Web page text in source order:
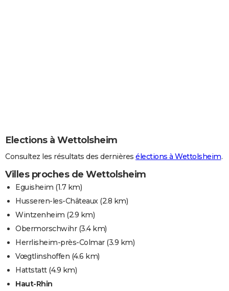
Elections à Wettolsheim
Consultez les résultats des dernières élections à Wettolsheim.
Villes proches de Wettolsheim
Eguisheim (1.7 km)
Husseren-les-Châteaux(2.8 km)
Wintzenheim (2.9 km)
Obermorschwihr(3.4 km)
Herrlisheim-près-Colmar(3.9 km)
Vœgtlinshoffen (4.6 km)
Hattstatt(4.9 km)
Haut-Rhin